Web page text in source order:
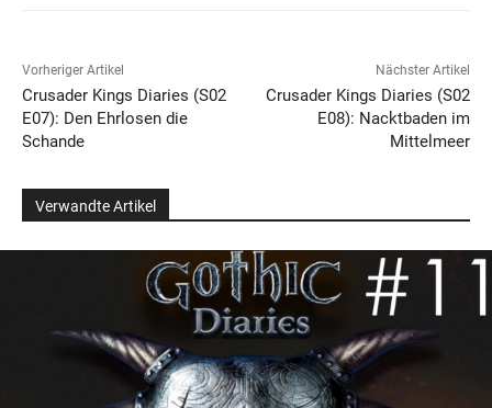
Vorheriger Artikel
Crusader Kings Diaries (S02
E07): Den Ehrlosen die
Schande
Nächster Artikel
Crusader Kings Diaries (S02
E08): Nacktbaden im
Mittelmeer
Verwandte Artikel